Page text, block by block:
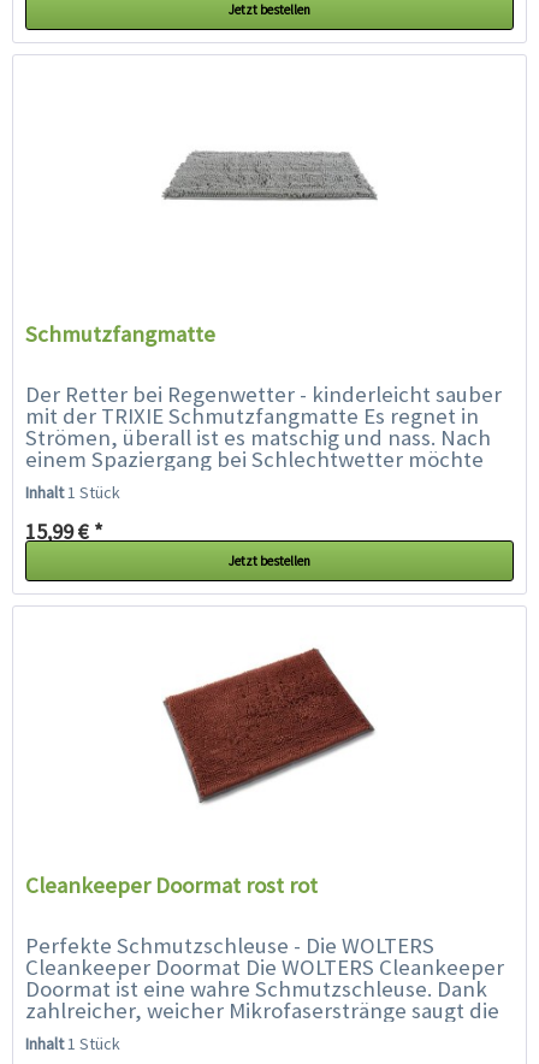
Jetzt bestellen
Schmutzfangmatte
Der Retter bei Regenwetter - kinderleicht sauber
mit der TRIXIE Schmutzfangmatte Es regnet in
Strömen, überall ist es matschig und nass. Nach
einem Spaziergang bei Schlechtwetter möchte
man den Schmutz nicht mit hinein in die
Wohnung...
Inhalt1 Stück
15,99 € *
Jetzt bestellen
Cleankeeper Doormat rost rot
Perfekte Schmutzschleuse - Die WOLTERS
Cleankeeper Doormat Die WOLTERS Cleankeeper
Doormat ist eine wahre Schmutzschleuse. Dank
zahlreicher, weicher Mikrofaserstränge saugt die
Matte in Sekunden Schlamm und Wasser auf, die
der...
Inhalt1 Stück